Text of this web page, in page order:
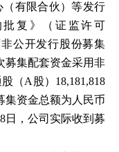
有限合伙）等发行
复》（证监许可
非公开发行股份募集
募集配套资金采用非
（A股）18,181,818
集资金总额为人民币
日，公司实际收到募